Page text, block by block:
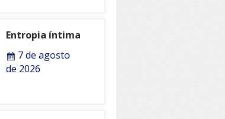
Entropia íntima
7 de agosto
de 2026